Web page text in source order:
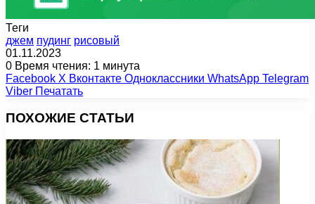
Теги
джем пудинг рисовый
01.11.2023
0 Время чтения: 1 минута
Facebook X Вконтакте Одноклассники WhatsApp Telegram
Viber Печатать
ПОХОЖИЕ СТАТЬИ